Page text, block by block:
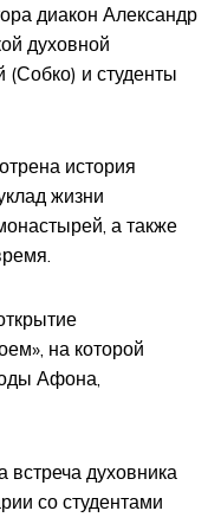
диакон Александр
духовной
и студенты
история
жизни
а также
на которой
Афона,
духовника
со студентами